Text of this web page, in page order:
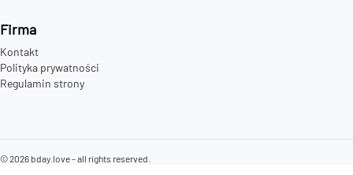
Firma
Kontakt
Polityka prywatności
Regulamin strony
©2026 bday.love - all rights reserved.